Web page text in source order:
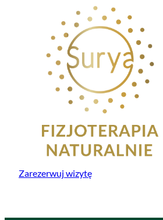
Zarezerwuj wizytę